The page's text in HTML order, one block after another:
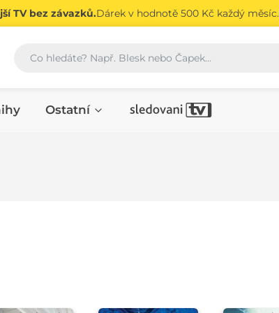
TV bez závazků.Dárek v hodnotě 500 Kč každý měsíc.
Vyhledávání
Ostatní